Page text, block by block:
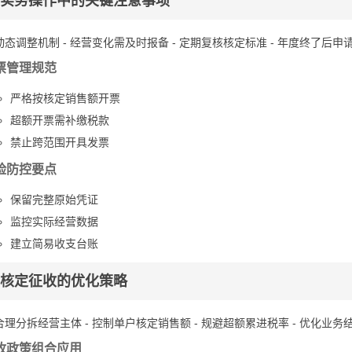
态调整机制 - 经营变化需及时报备 - 定期复核核定标准 - 年度终了后申
管理规范
严格按核定销售额开票
超额开票需补缴税款
禁止跨范围开具发票
防控要点
保留完整原始凭证
监控实际经营数据
建立简易收支台账
核定征收的优化策略
理分拆经营主体 - 控制单户核定销售额 - 规避超额累进税率 - 优化业务
政策组合应用